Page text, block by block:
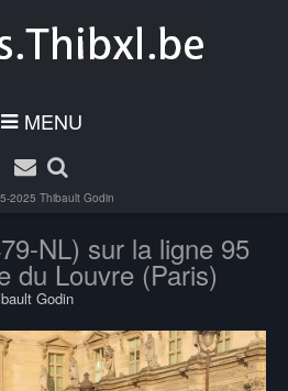
MENU
2025 Thibault Godin
NL) sur la ligne 95
du Louvre (Paris)
Godin